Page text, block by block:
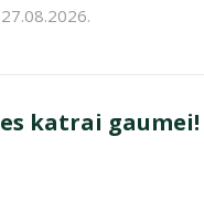
katrai gaumei!